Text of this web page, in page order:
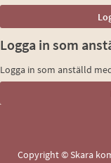
Logga in som
Logga in som anställd
Copyright © Skara